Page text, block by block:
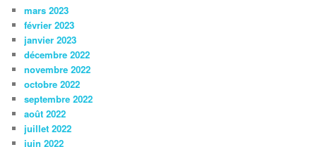
mars 2023
février 2023
janvier 2023
décembre 2022
novembre 2022
octobre 2022
septembre 2022
août 2022
juillet 2022
juin 2022